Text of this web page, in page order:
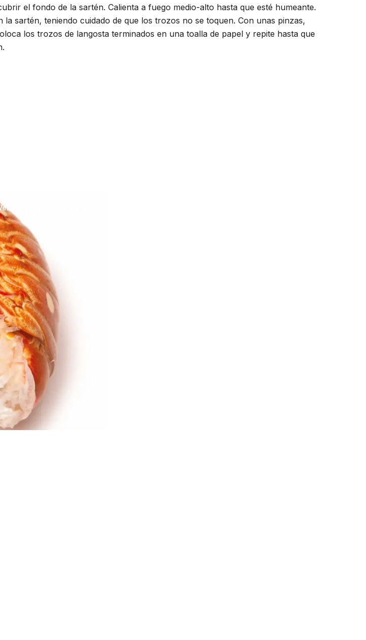
el fondo de la sartén. Calienta a fuego medio-alto hasta que esté humeante.
sartén, teniendo cuidado de que los trozos no se toquen. Con unas pinzas,
los trozos de langosta terminados en una toalla de papel y repite hasta que
todas las fotos